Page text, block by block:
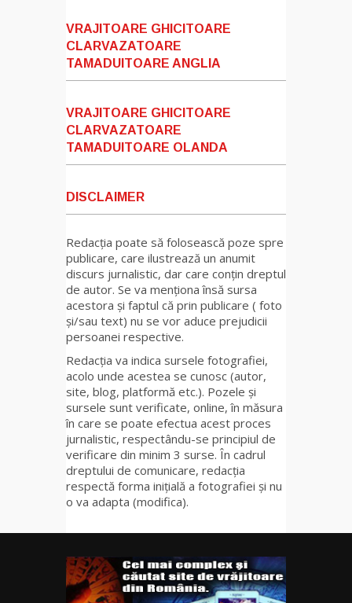
VRAJITOARE GHICITOARE
CLARVAZATOARE
TAMADUITOARE ANGLIA
VRAJITOARE GHICITOARE
CLARVAZATOARE
TAMADUITOARE OLANDA
DISCLAIMER
Redacția poate să folosească poze spre
publicare, care ilustrează un anumit
discurs jurnalistic, dar care conțin dreptul
de autor. Se va menționa însă sursa
acestora și faptul că prin publicare ( foto
și/sau text) nu se vor aduce prejudicii
persoanei respective.
Redacția va indica sursele fotografiei,
acolo unde acestea se cunosc (autor,
site, blog, platformă etc.). Pozele și
sursele sunt verificate, online, în măsura
în care se poate efectua acest proces
jurnalistic, respectându-se principiul de
verificare din minim 3 surse. În cadrul
dreptului de comunicare, redacția
respectă forma inițială a fotografiei și nu
o va adapta (modifica).